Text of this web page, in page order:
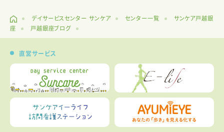
デイサービスセンター サンケア センター一覧
サンケア戸越銀
座
戸越銀座ブログ
直営サービス